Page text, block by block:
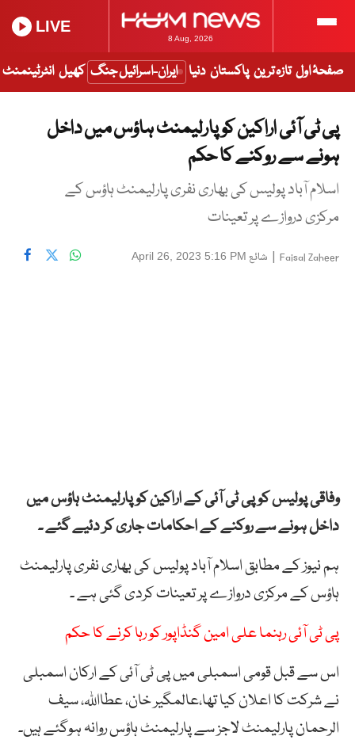
8 Aug, 2026
LIVE
صفحۂ اول تازہ ترین پاکستان دنیا ایران-اسرائیل جنگ کھیل انٹرٹینمنٹ
پی ٹی آئی اراکین کو پارلیمنٹ ہاؤس میں داخل
ہونے سے روکنے کا حکم
اسلام آباد پولیس کی بھاری نفری پارلیمنٹ ہاؤس کے
مرکزی دروازے پر تعینات
Faisal Zaheer
| شائع April 26, 2023 5:16 PM
وفاقی پولیس کو پی ٹی آئی کے اراکین کو پارلیمنٹ ہاؤس میں
داخل ہونے سے روکنے کے احکامات جاری کر دئیے گئے ۔
ہم نیوز کے مطابق اسلام آباد پولیس کی بھاری نفری پارلیمنٹ
ہاؤس کے مرکزی دروازے پر تعینات کردی گئی ہے ۔
پی ٹی آئی رہنما علی امین گنڈاپور کو رہا کرنے کا حکم
اس سے قبل قومی اسمبلی میں پی ٹی آئی کے ارکان اسمبلی
نے شرکت کا اعلان کیا تھا،عالمگیر خان، عطااللہ، سیف
الرحمان پارلیمنٹ لاجز سے پارلیمنٹ ہاؤس روانہ ہوگئے ہیں۔